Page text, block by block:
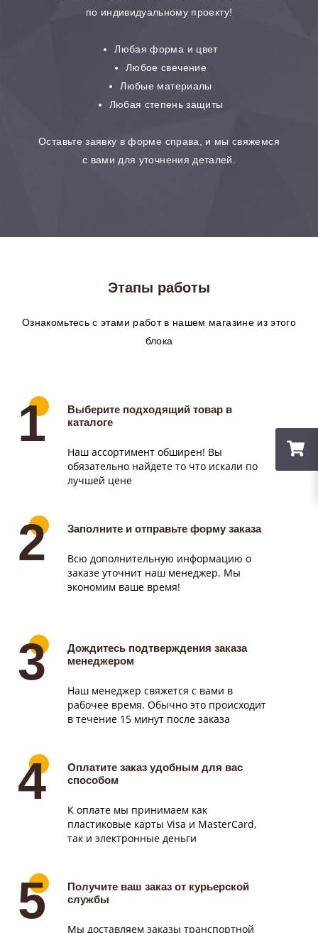
по индивидуальному проекту!
Любая форма и цвет
Любое свечение
Любые материалы
Любая степень защиты
Оставьте заявку в форме справа, и мы свяжемся
с вами для уточнения деталей.
Этапы работы
Ознакомьтесь с этами работ в нашем магазине из этого
блока
Выберите подходящий товар в
каталоге
Наш ассортимент обширен! Вы
обязательно найдете то что искали по
лучшей цене
Заполните и отправьте форму заказа
Всю дополнительную информацию о
заказе уточнит наш менеджер. Мы
экономим ваше время!
Дождитесь подтверждения заказа
менеджером
Наш менеджер свяжется с вами в
рабочее время. Обычно это происходит
в течение 15 минут после заказа
Оплатите заказ удобным для вас
способом
К оплате мы принимаем как
пластиковые карты Visa и MasterCard,
так и электронные деньги
Получите ваш заказ от курьерской
службы
Мы доставляем заказы транспортной
Оплата и доставка
Оплата